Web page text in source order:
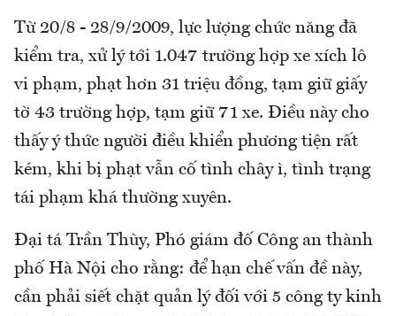
Từ 20/8 - 28/9/2009, lực lượng chức năng đã
kiểm tra, xử lý tới 1.047 trường hợp xe xích lô
vi phạm, phạt hơn 31 triệu đồng, tạm giữ giấy
tờ 43 trường hợp, tạm giữ 71 xe. Điều này cho
thấy ý thức người điều khiển phương tiện rất
kém, khi bị phạt vẫn cố tình chây ì, tình trạng
tái phạm khá thường xuyên.
Đại tá Trần Thùy, Phó giám đố Công an thành
phố Hà Nội cho rằng: để hạn chế vấn đề này,
cần phải siết chặt quản lý đối với 5 công ty kinh